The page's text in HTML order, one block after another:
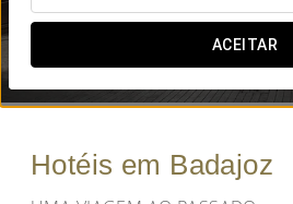
ACEITAR
Hotéis em Badajoz